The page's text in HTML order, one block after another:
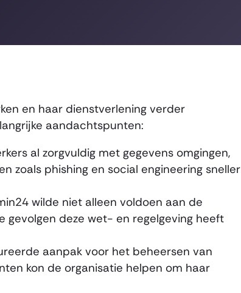
en haar dienstverlening verder
aandachtspunten:
al zorgvuldig met gegevens omgingen,
zoals phishing en social engineering sneller
wilde niet alleen voldoen aan de
gevolgen deze wet- en regelgeving heeft
aanpak voor het beheersen van
kon de organisatie helpen om haar